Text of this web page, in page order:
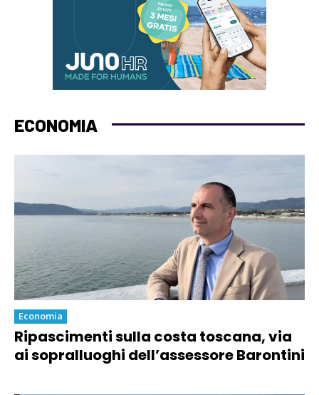
ECONOMIA
Economia
Ripascimenti sulla costa toscana, via
ai sopralluoghi dell’assessore Barontini